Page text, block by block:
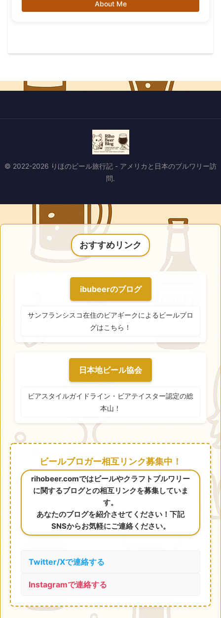
About Me
© 2022-2026 りほのビール旅行記 - アメリカと日本のブルワリー訪
問.
おすすめリンク
ibubeerのブログ
サンフランシスコ在住のビアギークによるビールブロ
グはこちら！
日本地ビール協会
ビアスタイルガイドライン・ビアテイスター認定の総
本山！
ビールブロガー相互リンク募集中！
rihobeer.comではビールやクラフトブルワリー
に関するブログとの相互リンクを募集していま
す。
あなたのブログを紹介させてください！下記
SNSからお気軽にご連絡ください。
Twitter/Xで連絡する
Instagramで連絡する